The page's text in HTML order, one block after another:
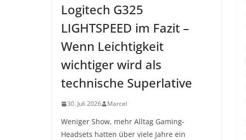
Logitech G325
LIGHTSPEED im Fazit –
Wenn Leichtigkeit
wichtiger wird als
technische Superlative
30. Juli 2026 Marcel
Weniger Show, mehr Alltag Gaming-
Headsets hatten über viele Jahre ein